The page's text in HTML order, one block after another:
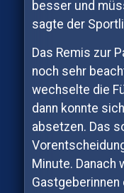
besser und
sagte der
Das Remis zur
noch sehr
wechselte die
dann konnte
absetzen. Das
Minute. Danach